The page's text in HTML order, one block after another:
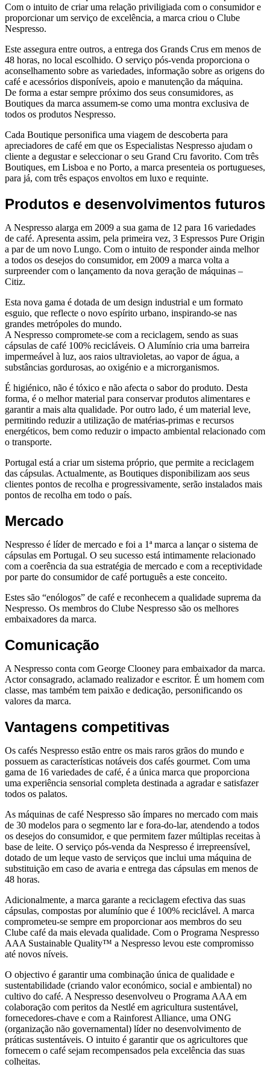
Com o intuito de criar uma relação priviligiada com o consumidor e
proporcionar um serviço de excelência, a marca criou o Clube
Nespresso.
Este assegura entre outros, a entrega dos Grands Crus em menos de
48 horas, no local escolhido. O serviço pós-venda proporciona o
aconselhamento sobre as variedades, informação sobre as origens do
café e acessórios disponíveis, apoio e manutenção da máquina.
De forma a estar sempre próximo dos seus consumidores, as
Boutiques da marca assumem-se como uma montra exclusiva de
todos os produtos Nespresso.
Cada Boutique personifica uma viagem de descoberta para
apreciadores de café em que os Especialistas Nespresso ajudam o
cliente a degustar e seleccionar o seu Grand Cru favorito. Com três
Boutiques, em Lisboa e no Porto, a marca presenteia os portugueses,
para já, com três espaços envoltos em luxo e requinte.
Produtos e desenvolvimentos futuros
A Nespresso alarga em 2009 a sua gama de 12 para 16 variedades
de café. Apresenta assim, pela primeira vez, 3 Espressos Pure Origin
a par de um novo Lungo. Com o intuito de responder ainda melhor
a todos os desejos do consumidor, em 2009 a marca volta a
surpreender com o lançamento da nova geração de máquinas –
Citiz.
Esta nova gama é dotada de um design industrial e um formato
esguio, que reflecte o novo espírito urbano, inspirando-se nas
grandes metrópoles do mundo.
A Nespresso compromete-se com a reciclagem, sendo as suas
cápsulas de café 100% recicláveis. O Alumínio cria uma barreira
impermeável à luz, aos raios ultravioletas, ao vapor de água, a
substâncias gordurosas, ao oxigénio e a microrganismos.
É higiénico, não é tóxico e não afecta o sabor do produto. Desta
forma, é o melhor material para conservar produtos alimentares e
garantir a mais alta qualidade. Por outro lado, é um material leve,
permitindo reduzir a utilização de matérias-primas e recursos
energéticos, bem como reduzir o impacto ambiental relacionado com
o transporte.
Portugal está a criar um sistema próprio, que permite a reciclagem
das cápsulas. Actualmente, as Boutiques disponibilizam aos seus
clientes pontos de recolha e progressivamente, serão instalados mais
pontos de recolha em todo o país.
Mercado
Nespresso é líder de mercado e foi a 1ª marca a lançar o sistema de
cápsulas em Portugal. O seu sucesso está intimamente relacionado
com a coerência da sua estratégia de mercado e com a receptividade
por parte do consumidor de café português a este conceito.
Estes são “enólogos” de café e reconhecem a qualidade suprema da
Nespresso. Os membros do Clube Nespresso são os melhores
embaixadores da marca.
Comunicação
A Nespresso conta com George Clooney para embaixador da marca.
Actor consagrado, aclamado realizador e escritor. É um homem com
classe, mas também tem paixão e dedicação, personificando os
valores da marca.
Vantagens competitivas
Os cafés Nespresso estão entre os mais raros grãos do mundo e
possuem as características notáveis dos cafés gourmet. Com uma
gama de 16 variedades de café, é a única marca que proporciona
uma experiência sensorial completa destinada a agradar e satisfazer
todos os palatos.
As máquinas de café Nespresso são ímpares no mercado com mais
de 30 modelos para o segmento lar e fora-do-lar, atendendo a todos
os desejos do consumidor, e que permitem fazer múltiplas receitas à
base de leite. O serviço pós-venda da Nespresso é irrepreensível,
dotado de um leque vasto de serviços que inclui uma máquina de
substituição em caso de avaria e entrega das cápsulas em menos de
48 horas.
Adicionalmente, a marca garante a reciclagem efectiva das suas
cápsulas, compostas por alumínio que é 100% reciclável. A marca
comprometeu-se sempre em proporcionar aos membros do seu
Clube café da mais elevada qualidade. Com o Programa Nespresso
AAA Sustainable Quality™ a Nespresso levou este compromisso
até novos níveis.
O objectivo é garantir uma combinação única de qualidade e
sustentabilidade (criando valor económico, social e ambiental) no
cultivo do café. A Nespresso desenvolveu o Programa AAA em
colaboração com peritos da Nestlé em agricultura sustentável,
fornecedores-chave e com a Rainforest Alliance, uma ONG
(organização não governamental) líder no desenvolvimento de
práticas sustentáveis. O intuito é garantir que os agricultores que
fornecem o café sejam recompensados pela excelência das suas
colheitas.